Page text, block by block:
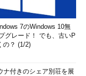
7のWindows 10無
グレード！ でも、古いP
の？ (1/2)
ナ付きのシェア別荘を展